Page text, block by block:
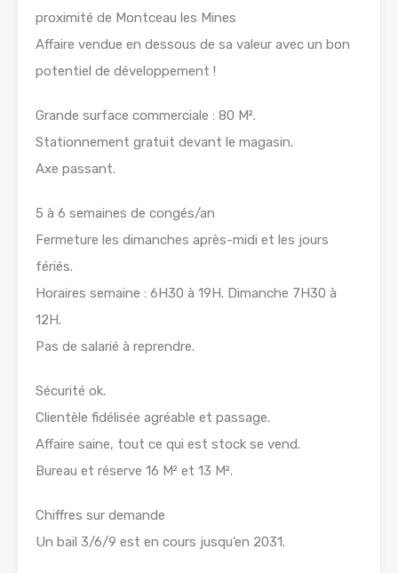
proximité de Montceau les Mines
Affaire vendue en dessous de sa valeur avec un bon
potentiel de développement !
Grande surface commerciale : 80 M².
Stationnement gratuit devant le magasin.
Axe passant.
5 à 6 semaines de congés/an
Fermeture les dimanches après-midi et les jours
fériés.
Horaires semaine : 6H30 à 19H. Dimanche 7H30 à
12H.
Pas de salarié à reprendre.
Sécurité ok.
Clientèle fidélisée agréable et passage.
Affaire saine, tout ce qui est stock se vend.
Bureau et réserve 16 M² et 13 M².
Chiffres sur demande
Un bail 3/6/9 est en cours jusqu’en 2031.